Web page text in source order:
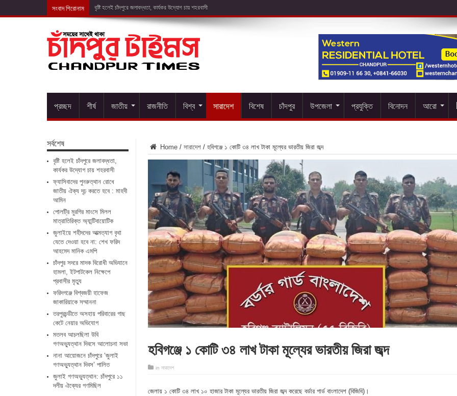
সংবাদ শিরোনাম ফ্যাসিব
প্রচ্ছদ শীর্ষ জাতীয় রাজনীতি বিশ্ব সারাদেশ বিশেষ চাঁদপুর উপজেলা প্রযুক্তি বিনোদন আরো
Home / সারাদেশ / হবিগঞ্জে ১ কোটি ৩৪ লাখ টাকা মূল্যের ভারতীয় জিরা জব্দ
হবিগঞ্জে ১ কোটি ৩৪ লাখ টাকা মূল্যের ভারতীয় জিরা জব্দ
in সারাদেশ
জেলায় ১ কোটি ৩৪ লাখ ১০ হাজার টাকা মূল্যের ভারতীয় জিরা জব্দ করেছে বর্ডার গার্ড বাংলাদেশ (বিজিবি)।
সর্বশেষ
বৃষ্টি হলেই চাঁদপুরে জলাবদ্ধতা,
কার্যকর উদ্যোগ চায় শহরবাসী
ফ্যাসিবাদের পুনরুত্থান রোধে
জাতীয় ঐক্য দৃঢ় করতে হবে : মাহদী
আমিন
পোলট্রি মুরগির মাংসে মিলল
মাত্রাতিরিক্ত অ্যান্টিবায়োটিক
জুলাইয়ে শহীদদের আত্মত্যাগ বৃথা
যেতে দেওয়া হবে না: শেখ ফরিদ
আহমেদ মানিক এমপি
চাঁদপুর সদরে মাদক বিরোধী অভিযানে
হামলা, ইটপাটকেল নিক্ষেপে
প্রবাসীর মৃত্যু
ফরিদগঞ্জে বিশ্বজয়ী হাফেজ
জাকারিয়াকে সম্মাননা
তরপুরচন্ডীতে অসহায় পরিবারের গাছ
কেটে নেয়ার অভিযোগ
মতলব আচলছিলা উবি
গণঅভ্যুত্থান দিবসে আলোচনা সভা
নানা আয়োজনে চাঁদপুরে ‘জুলাই
গণঅভ্যুত্থান দিবস’ পালিত
জুলাই গণঅভ্যুত্থান: চাঁদপুরে ১১
দলীয় ঐক্যের গণমিছিল